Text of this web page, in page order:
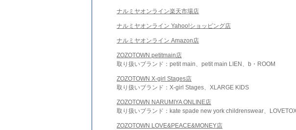
ナルミヤオンライン楽天市場店
ナルミヤオンライン Yahoo!ショッピング店
ナルミヤオンライン Amazon店
ZOZOTOWN petitmain店
取り扱いブランド：petit main、petit main LIEN、b・ROOM
ZOZOTOWN X-girl Stages店
取り扱いブランド：X-girl Stages、XLARGE KIDS
ZOZOTOWN NARUMIYA ONLINE店
取り扱いブランド：kate spade new york childrenswear、
ZOZOTOWN LOVE&PEACE&MONEY店